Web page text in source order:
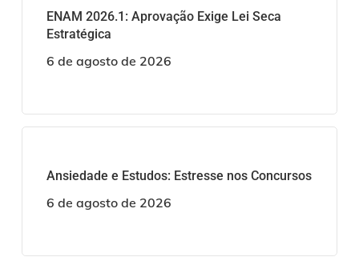
ENAM 2026.1: Aprovação Exige Lei Seca
Estratégica
6 de agosto de 2026
Ansiedade e Estudos: Estresse nos Concursos
6 de agosto de 2026